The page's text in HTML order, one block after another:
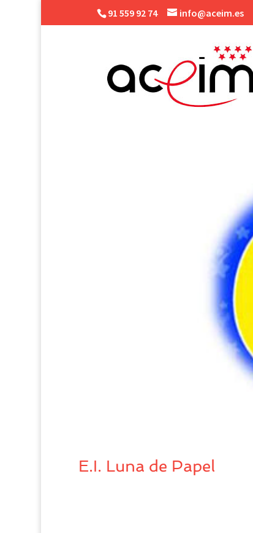
91 559 92 74 info@aceim.es
E.I. Luna de Papel